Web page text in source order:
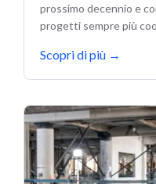
prossimo decennio e
progetti sempre più
Scopri di più →